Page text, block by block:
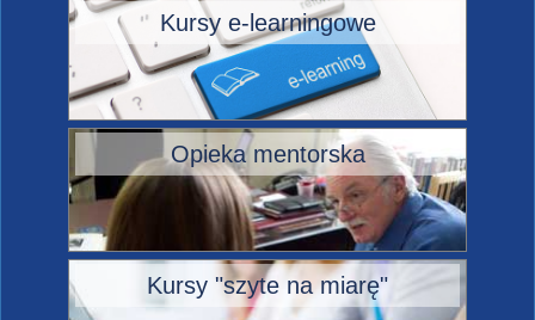
Kursy e-learningowe
Opieka mentorska
Kursy "szyte na miarę"